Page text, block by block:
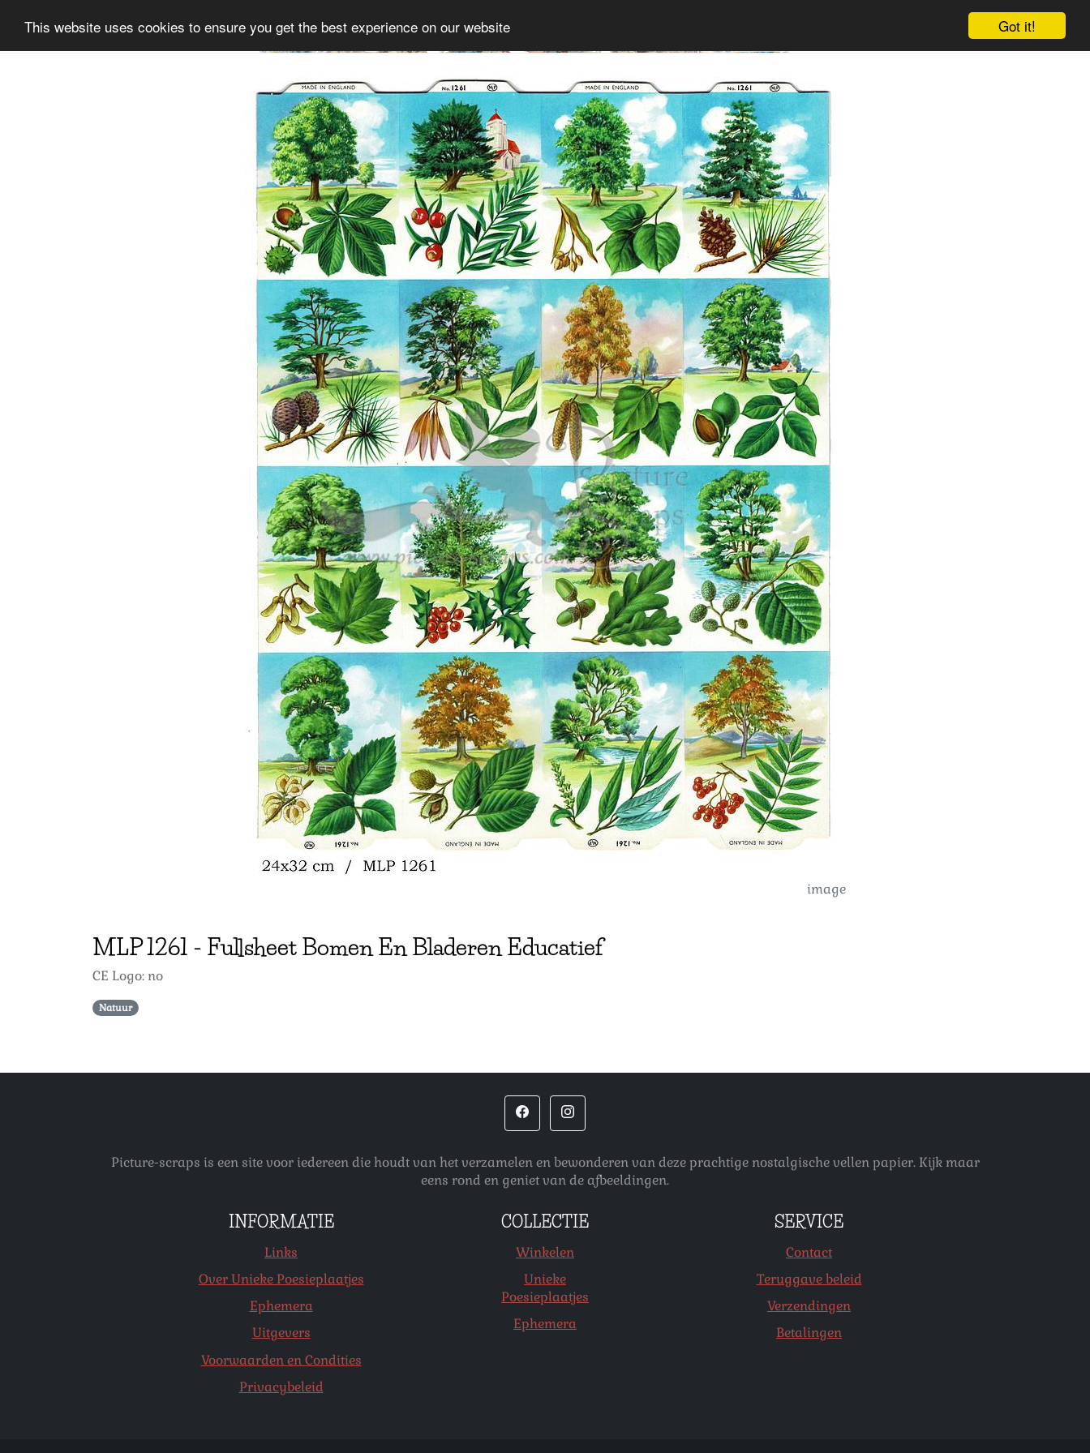
Got it!
This website uses cookies to ensure you get the best experience on our website
Informatie Collectie Aanmelden
image
MLP1261 - Fullsheet Bomen En Bladeren Educatief
CE Logo: no
Natuur
Picture-scraps is een site voor iedereen die houdt van het verzamelen en bewonderen van deze prachtige nostalgische vellen papier. Kijk maar
eens rond en geniet van de afbeeldingen.
INFORMATIE
Links
Over Unieke Poesieplaatjes
Ephemera
Uitgevers
Voorwaarden en Condities
Privacybeleid
COLLECTIE
Winkelen
Unieke
Poesieplaatjes
Ephemera
SERVICE
Contact
Teruggave beleid
Verzendingen
Betalingen